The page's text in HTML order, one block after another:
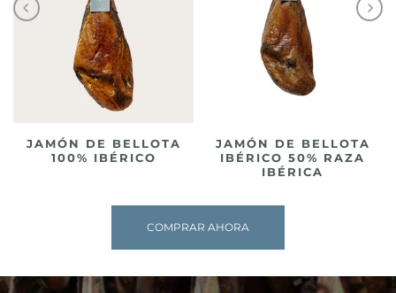
JAMÓN DE BELLOTA
100% IBÉRICO
JAMÓN DE BELLOTA
IBÉRICO 50% RAZA
IBÉRICA
COMPRAR AHORA